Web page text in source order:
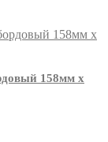
158мм х